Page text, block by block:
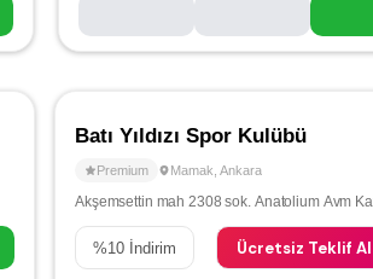
Batı Yıldızı Spor Kulübü
Premium Mamak Ankara
Akşemsettin mah 2308 sok. Anatolium Avm
%10 İndirim Ücretsiz Teklif Al